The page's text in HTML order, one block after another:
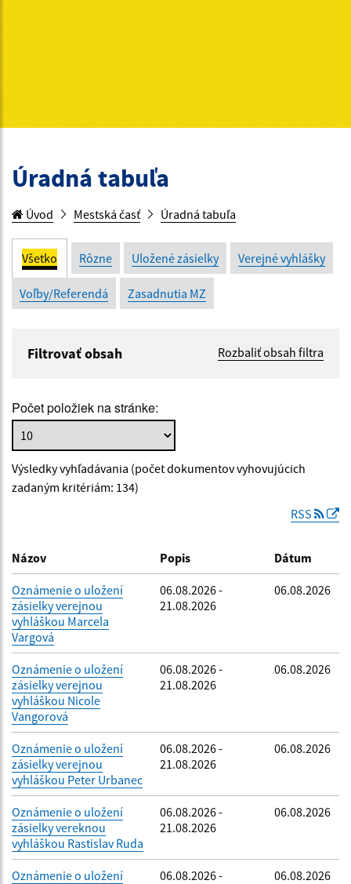
Úradná tabuľa
Úvod Mestská časť Úradná tabuľa
Všetko Rôzne Uložené zásielky Verejné vyhlášky
Voľby/Referendá Zasadnutia MZ
Filtrovať obsah Rozbaliť obsah filtra
Popis:
Dátum zverejnenia od:
Filtrovať
Počet položiek na stránke:
Výsledky vyhľadávania (počet dokumentov vyhovujúcich
zadaným kritériám: 134)
RSS
Názov Popis Dátum
Oznámenie o uložení
zásielky verejnou
vyhláškou Marcela
Vargová
06.08.2026 -
21.08.2026
06.08.2026
Oznámenie o uložení
zásielky verejnou
vyhláškou Nicole
Vangorová
06.08.2026 -
21.08.2026
06.08.2026
Oznámenie o uložení
zásielky verejnou
vyhláškou Peter Urbanec
06.08.2026 -
21.08.2026
06.08.2026
Oznámenie o uložení
zásielky vereknou
vyhláškou Rastislav Ruda
06.08.2026 -
21.08.2026
06.08.2026
Oznámenie o uložení
06.08.2026 -
06.08.2026